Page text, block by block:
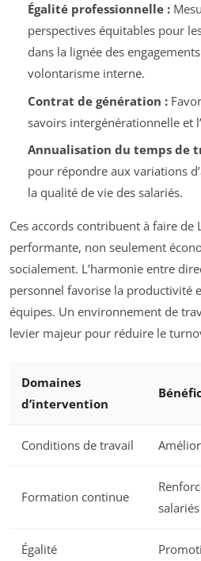
Égalité professionnelle :
perspectives équitables pour
dans la lignée des
volontarisme interne.
Contrat de génération :
savoirs intergénérationnelle et
Annualisation du temps de
pour répondre aux variations
la qualité de vie des salariés.
Ces accords contribuent à faire de
performante, non seulement
socialement. L’harmonie entre
personnel favorise la productivité
équipes. Un environnement de
levier majeur pour réduire le
Domaines
d’intervention
Conditions de travail
Formation continue
salariés
Égalité